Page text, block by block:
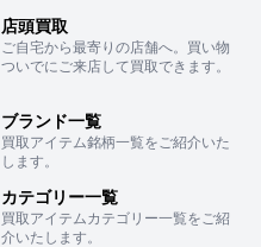
店頭買取
ご自宅から最寄りの店舗へ。買い物
ついでにご来店して買取できます。
ブランド一覧
買取アイテム銘柄一覧をご紹介いた
します。
カテゴリー一覧
買取アイテムカテゴリー一覧をご紹
介いたします。